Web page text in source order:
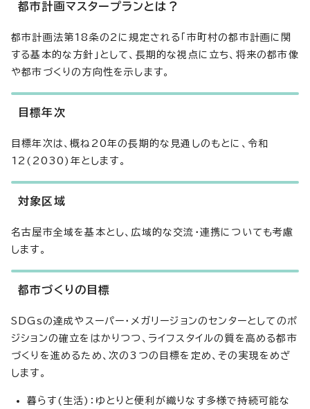
都市計画マスタープランとは？
都市計画法第18条の2に規定される「市町村の都市計画に関
する基本的な方針」として、長期的な視点に立ち、将来の都市像
や都市づくりの方向性を示します。
目標年次
目標年次は、概ね20年の長期的な見通しのもとに、令和
12(2030)年とします。
対象区域
名古屋市全域を基本とし、広域的な交流・連携についても考慮
します。
都市づくりの目標
SDGsの達成やスーパー・メガリージョンのセンターとしてのポ
ジションの確立をはかりつつ、ライフスタイルの質を高める都市
づくりを進めるため、次の3つの目標を定め、その実現をめざ
します。
暮らす(生活)：ゆとりと便利が織りなす多様で持続可能な